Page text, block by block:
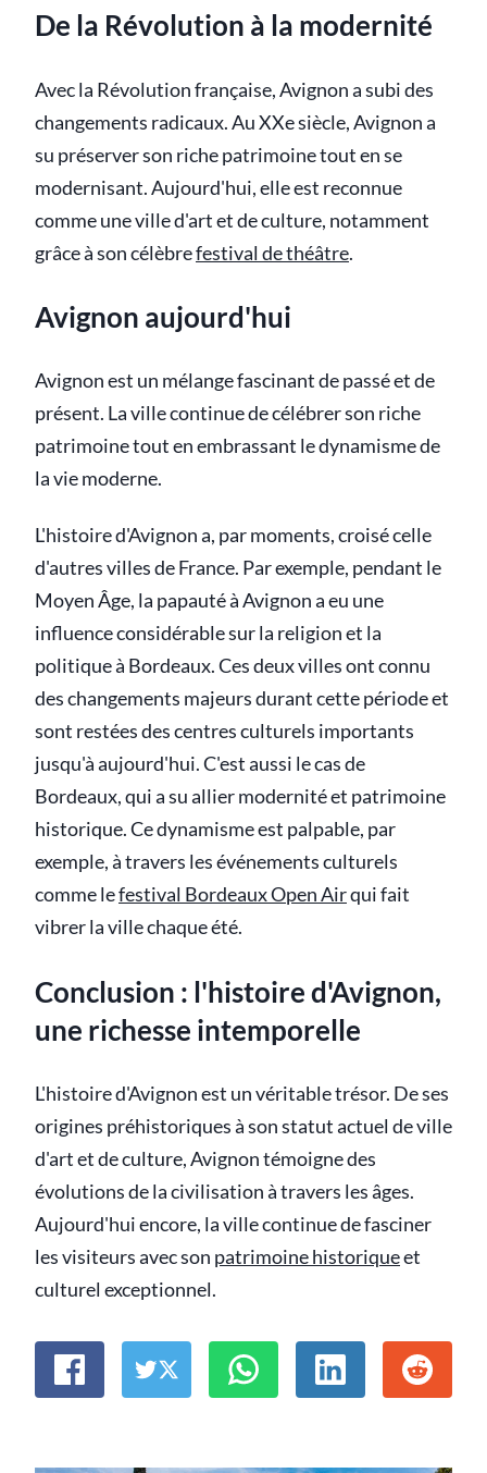
De la Révolution à la modernité
Avec la Révolution française, Avignon a subi des
changements radicaux. Au XXe siècle, Avignon a
su préserver son riche patrimoine tout en se
modernisant. Aujourd'hui, elle est reconnue
comme une ville d'art et de culture, notamment
grâce à son célèbrefestival de théâtre.
Avignon aujourd'hui
Avignon est un mélange fascinant de passé et de
présent. La ville continue de célébrer son riche
patrimoine tout en embrassant le dynamisme de
la vie moderne.
L'histoire d'Avignon a, par moments, croisé celle
d'autres villes de France. Par exemple, pendant le
Moyen Âge, la papauté à Avignon a eu une
influence considérable sur la religion et la
politique à Bordeaux. Ces deux villes ont connu
des changements majeurs durant cette période et
sont restées des centres culturels importants
jusqu'à aujourd'hui. C'est aussi le cas de
Bordeaux, qui a su allier modernité et patrimoine
historique. Ce dynamisme est palpable, par
exemple, à travers les événements culturels
comme lefestival Bordeaux Open Airqui fait
vibrer la ville chaque été.
Conclusion : l'histoire d'Avignon,
une richesse intemporelle
L'histoire d'Avignon est un véritable trésor. De ses
origines préhistoriques à son statut actuel de ville
d'art et de culture, Avignon témoigne des
évolutions de la civilisation à travers les âges.
Aujourd'hui encore, la ville continue de fasciner
les visiteurs avec son patrimoine historiqueet
culturel exceptionnel.